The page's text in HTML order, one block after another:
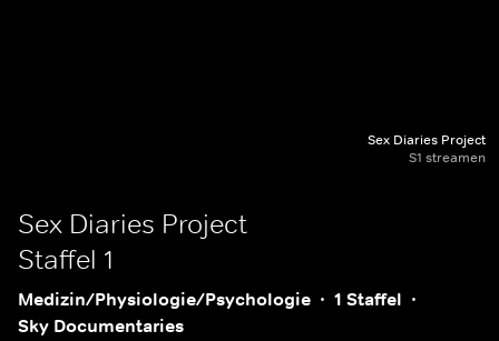
Sex Diaries Project
S1 streamen
Sex Diaries Project
Staffel 1
Medizin/Physiologie/Psychologie
1 Staffel
Sky Documentaries